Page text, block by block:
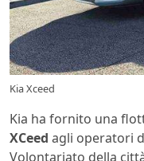
Kia Xceed
Kia ha fornito una
XCeed agli operatori
Volontariato della